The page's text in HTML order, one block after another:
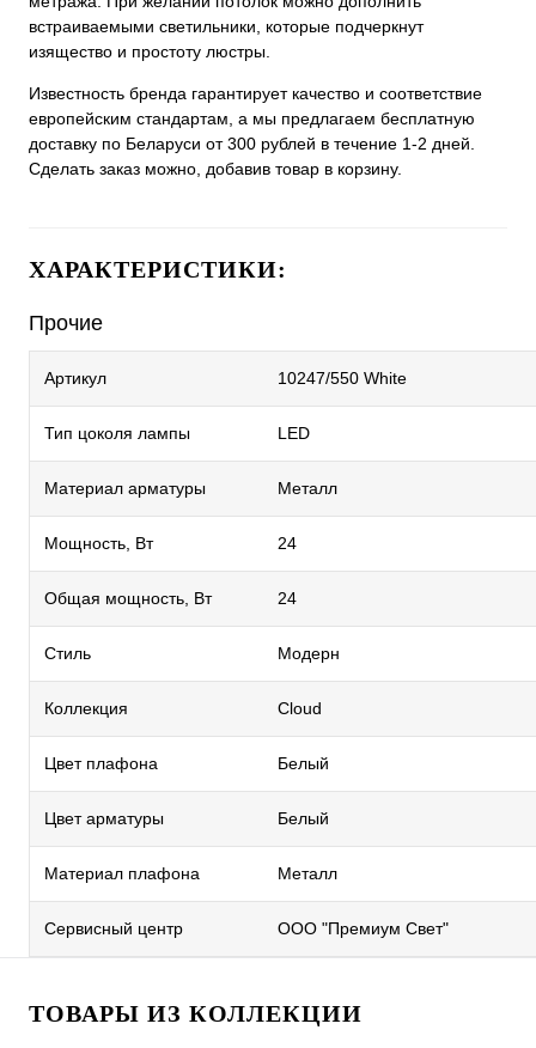
встраиваемыми светильники, которые подчеркнут
изящество и простоту люстры.
Известность бренда гарантирует качество и соответствие
европейским стандартам, а мы предлагаем бесплатную
доставку по Беларуси от 300 рублей в течение 1-2 дней.
Сделать заказ можно, добавив товар в корзину.
ХАРАКТЕРИСТИКИ:
Прочие
Артикул 10247/550 White
Тип цоколя лампы LED
Материал арматуры Металл
Мощность, Вт 24
Общая мощность, Вт 24
Стиль Модерн
Коллекция Cloud
Цвет плафона Белый
Цвет арматуры Белый
Материал плафона Металл
Сервисный центр ООО "Премиум Свет"
ТОВАРЫ ИЗ КОЛЛЕКЦИИ